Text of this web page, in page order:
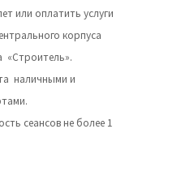
или оплатить услуги
корпуса
«Строитель».
наличными и
сеансов не более 1